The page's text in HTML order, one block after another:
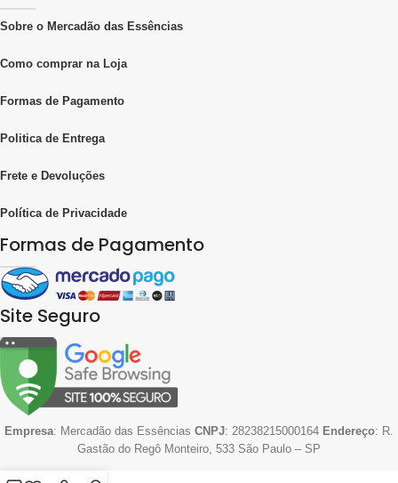
Sobre o Mercadão das Essências
Como comprar na Loja
Formas de Pagamento
Politica de Entrega
Frete e Devoluções
Política de Privacidade
Formas de Pagamento
Site Seguro
Empresa: Mercadão das Essências CNPJ: 28238215000164 Endereço: R.
Gastão do Regô Monteiro, 533 São Paulo – SP